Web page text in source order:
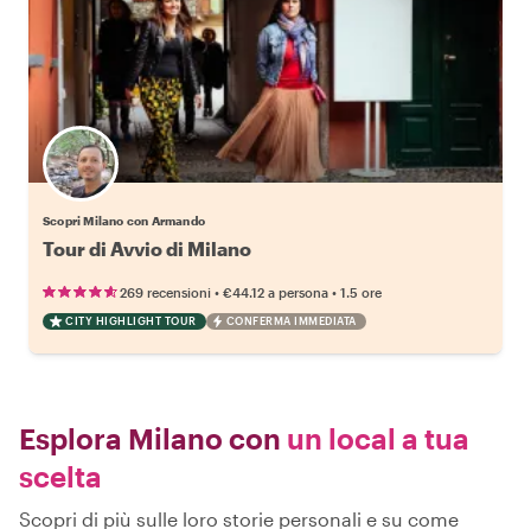
Scopri Milano con Armando
Tour di Avvio di Milano
269 recensioni • €44.12 a persona • 1.5 ore
CITY HIGHLIGHT TOUR CONFERMA IMMEDIATA
Esplora Milano con un local a tua
scelta
Scopri di più sulle loro storie personali e su come